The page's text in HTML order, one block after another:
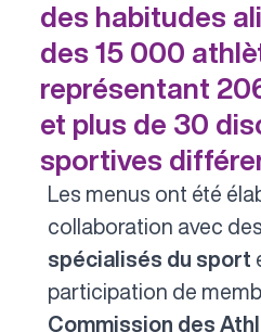
des habitudes
des 15 000
représentant
et plus de 30
sportives
Les menus ont été
collaboration avec des
spécialisés du sport
participation de
Commission des